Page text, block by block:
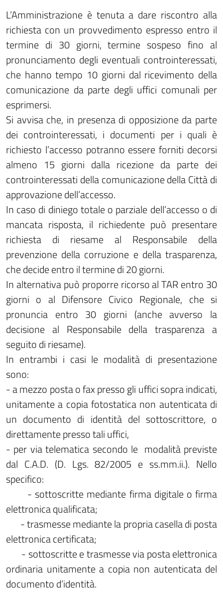
L’Amministrazione è tenuta a dare riscontro alla
richiesta con un provvedimento espresso entro il
termine di 30 giorni, termine sospeso fino al
pronunciamento degli eventuali controinteressati,
che hanno tempo 10 giorni dal ricevimento della
comunicazione da parte degli uffici comunali per
esprimersi.
Si avvisa che, in presenza di opposizione da parte
dei controinteressati, i documenti per i quali è
richiesto l’accesso potranno essere forniti decorsi
almeno 15 giorni dalla ricezione da parte dei
controinteressati della comunicazione della Città di
approvazione dell’accesso.
In caso di diniego totale o parziale dell’accesso o di
mancata risposta, il richiedente può presentare
richiesta di riesame al Responsabile della
prevenzione della corruzione e della trasparenza,
che decide entro il termine di 20 giorni.
In alternativa può proporre ricorso al TAR entro 30
giorni o al Difensore Civico Regionale, che si
pronuncia entro 30 giorni (anche avverso la
decisione al Responsabile della trasparenza a
seguito di riesame).
In entrambi i casi le modalità di presentazione
sono:
- a mezzo posta o fax presso gli uffici sopra indicati,
unitamente a copia fotostatica non autenticata di
un documento di identità del sottoscrittore, o
direttamente presso tali uffici,
- per via telematica secondo le modalità previste
dal C.A.D. (D. Lgs. 82/2005 e ss.mm.ii.). Nello
specifico:
- sottoscritte mediante firma digitale o firma
elettronica qualificata;
- trasmesse mediante la propria casella di posta
elettronica certificata;
- sottoscritte e trasmesse via posta elettronica
ordinaria unitamente a copia non autenticata del
documento d’identità.